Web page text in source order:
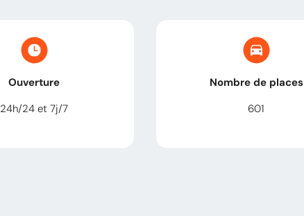
Ouverture
24h/24 et 7j/7
Nombre de places
601